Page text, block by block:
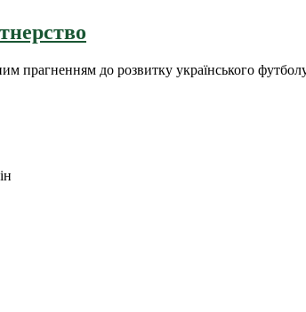
прагненням до розвитку українського